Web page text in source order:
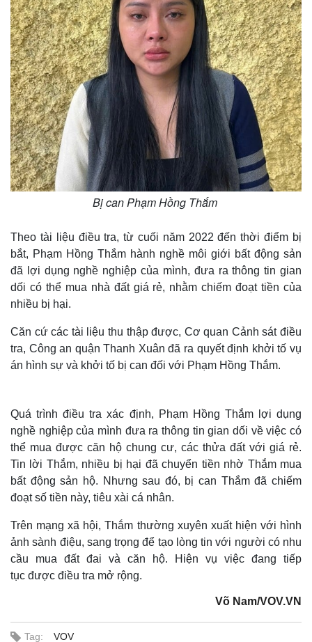
Quan sát
Bị can Phạm Hồng Thắm
Theo tài liệu điều tra, từ cuối năm 2022 đến thời điểm bị
bắt, Phạm Hồng Thắm hành nghề môi giới bất động sản
đã lợi dụng nghề nghiệp của mình, đưa ra thông tin gian
dối có thể mua nhà đất giá rẻ, nhằm chiếm đoạt tiền của
nhiều bị hại.
Căn cứ các tài liệu thu thập được, Cơ quan Cảnh sát điều
tra, Công an quận Thanh Xuân đã ra quyết định khởi tố vụ
án hình sự và khởi tố bị can đối với Phạm Hồng Thắm.
Quá trình điều tra xác định, Phạm Hồng Thắm lợi dụng
nghề nghiệp của mình đưa ra thông tin gian dối về việc có
thể mua được căn hộ chung cư, các thửa đất với giá rẻ.
Tin lời Thắm, nhiều bị hại đã chuyển tiền nhờ Thắm mua
bất động sản hộ. Nhưng sau đó, bị can Thắm đã chiếm
đoạt số tiền này, tiêu xài cá nhân.
Trên mạng xã hội, Thắm thường xuyên xuất hiện với hình
ảnh sành điệu, sang trọng để tạo lòng tin với người có nhu
cầu mua đất đai và căn hộ. Hiện vụ việc đang tiếp
tục được điều tra mở rộng.
Võ Nam/VOV.VN
Tag: VOV